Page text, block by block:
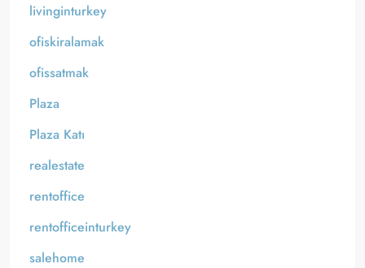
livinginturkey
ofiskiralamak
ofissatmak
Plaza
Plaza Katı
realestate
rentoffice
rentofficeinturkey
salehome